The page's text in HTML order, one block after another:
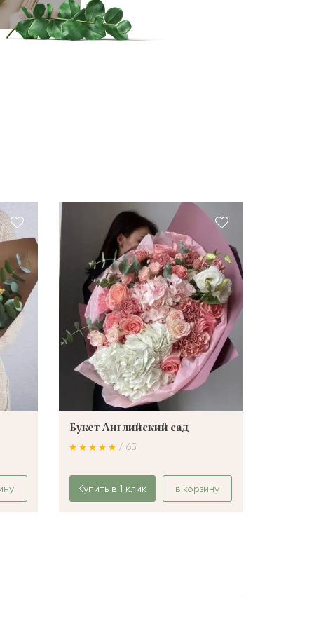
Букет Английский сад
/ 65
Купить в 1 клик в корзину